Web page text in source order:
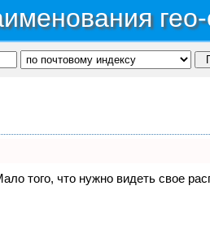
того, что нужно видеть свое